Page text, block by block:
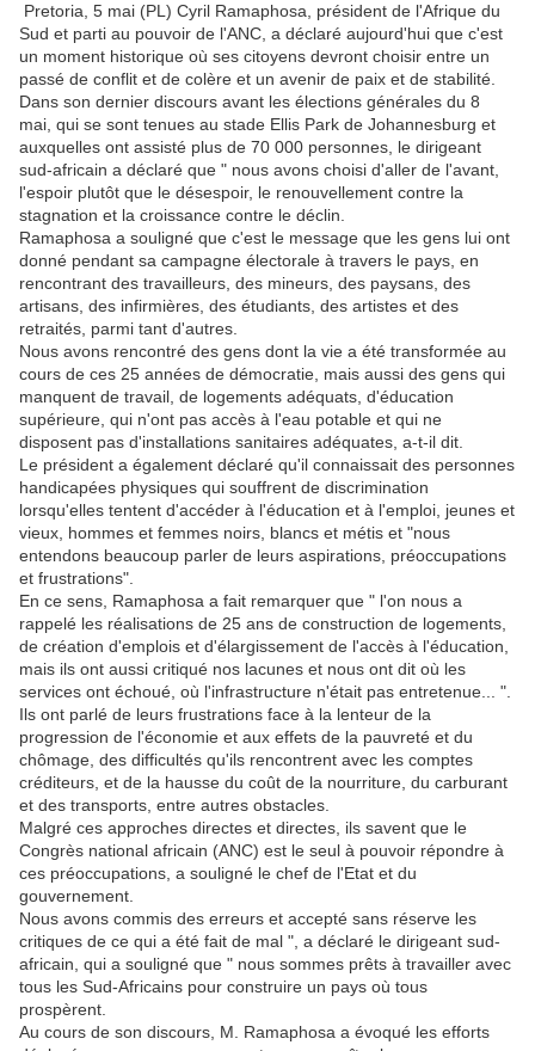
Pretoria, 5 mai (PL) Cyril Ramaphosa, président de l'Afrique du
Sud et parti au pouvoir de l'ANC, a déclaré aujourd'hui que c'est
un moment historique où ses citoyens devront choisir entre un
passé de conflit et de colère et un avenir de paix et de stabilité.
Dans son dernier discours avant les élections générales du 8
mai, qui se sont tenues au stade Ellis Park de Johannesburg et
auxquelles ont assisté plus de 70 000 personnes, le dirigeant
sud-africain a déclaré que " nous avons choisi d'aller de l'avant,
l'espoir plutôt que le désespoir, le renouvellement contre la
stagnation et la croissance contre le déclin.
Ramaphosa a souligné que c'est le message que les gens lui ont
donné pendant sa campagne électorale à travers le pays, en
rencontrant des travailleurs, des mineurs, des paysans, des
artisans, des infirmières, des étudiants, des artistes et des
retraités, parmi tant d'autres.
Nous avons rencontré des gens dont la vie a été transformée au
cours de ces 25 années de démocratie, mais aussi des gens qui
manquent de travail, de logements adéquats, d'éducation
supérieure, qui n'ont pas accès à l'eau potable et qui ne
disposent pas d'installations sanitaires adéquates, a-t-il dit.
Le président a également déclaré qu'il connaissait des personnes
handicapées physiques qui souffrent de discrimination
lorsqu'elles tentent d'accéder à l'éducation et à l'emploi, jeunes et
vieux, hommes et femmes noirs, blancs et métis et "nous
entendons beaucoup parler de leurs aspirations, préoccupations
et frustrations".
En ce sens, Ramaphosa a fait remarquer que " l'on nous a
rappelé les réalisations de 25 ans de construction de logements,
de création d'emplois et d'élargissement de l'accès à l'éducation,
mais ils ont aussi critiqué nos lacunes et nous ont dit où les
services ont échoué, où l'infrastructure n'était pas entretenue... ".
Ils ont parlé de leurs frustrations face à la lenteur de la
progression de l'économie et aux effets de la pauvreté et du
chômage, des difficultés qu'ils rencontrent avec les comptes
créditeurs, et de la hausse du coût de la nourriture, du carburant
et des transports, entre autres obstacles.
Malgré ces approches directes et directes, ils savent que le
Congrès national africain (ANC) est le seul à pouvoir répondre à
ces préoccupations, a souligné le chef de l'Etat et du
gouvernement.
Nous avons commis des erreurs et accepté sans réserve les
critiques de ce qui a été fait de mal ", a déclaré le dirigeant sud-
africain, qui a souligné que " nous sommes prêts à travailler avec
tous les Sud-Africains pour construire un pays où tous
prospèrent.
Au cours de son discours, M. Ramaphosa a évoqué les efforts